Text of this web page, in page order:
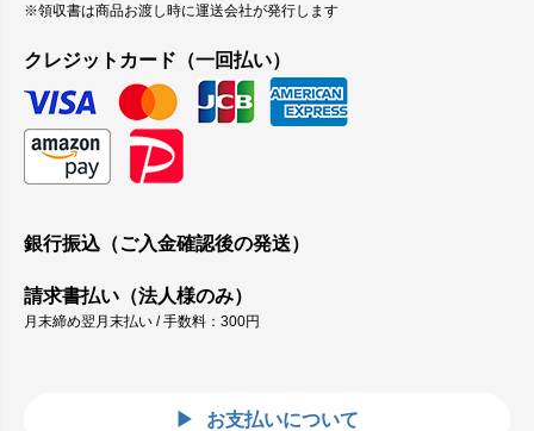
※領収書は商品お渡し時に運送会社が発行します
クレジットカード（一回払い）
銀行振込（ご入金確認後の発送）
請求書払い（法人様のみ）
月末締め翌月末払い / 手数料：300円
お支払いについて